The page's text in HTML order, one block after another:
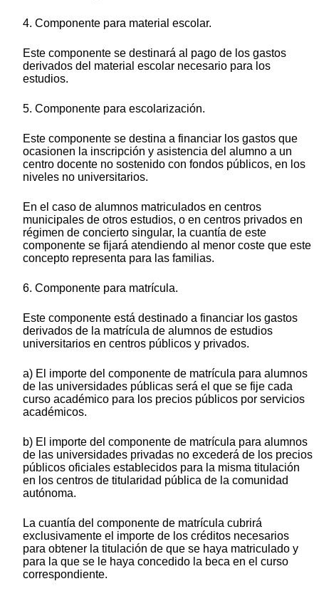
4. Componente para material escolar.
Este componente se destinará al pago de los gastos
derivados del material escolar necesario para los
estudios.
5. Componente para escolarización.
Este componente se destina a financiar los gastos que
ocasionen la inscripción y asistencia del alumno a un
centro docente no sostenido con fondos públicos, en los
niveles no universitarios.
En el caso de alumnos matriculados en centros
municipales de otros estudios, o en centros privados en
régimen de concierto singular, la cuantía de este
componente se fijará atendiendo al menor coste que este
concepto representa para las familias.
6. Componente para matrícula.
Este componente está destinado a financiar los gastos
derivados de la matrícula de alumnos de estudios
universitarios en centros públicos y privados.
a) El importe del componente de matrícula para alumnos
de las universidades públicas será el que se fije cada
curso académico para los precios públicos por servicios
académicos.
b) El importe del componente de matrícula para alumnos
de las universidades privadas no excederá de los precios
públicos oficiales establecidos para la misma titulación
en los centros de titularidad pública de la comunidad
autónoma.
La cuantía del componente de matrícula cubrirá
exclusivamente el importe de los créditos necesarios
para obtener la titulación de que se haya matriculado y
para la que se le haya concedido la beca en el curso
correspondiente.